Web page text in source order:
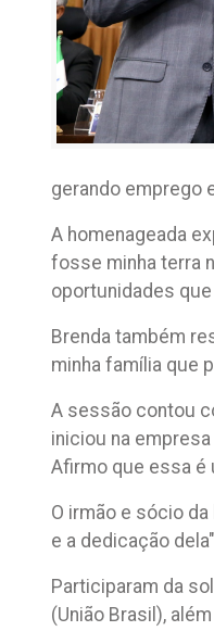
gerando emprego
A homenageada
fosse minha terra
oportunidades
Brenda também
minha família que
A sessão contou
iniciou na
Afirmo que essa é
O irmão e sócio
e a dedicação
Participaram da
(União Brasil),